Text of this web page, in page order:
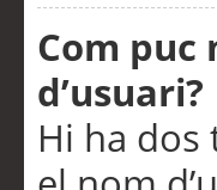
Com
d’usuari?
Hi ha